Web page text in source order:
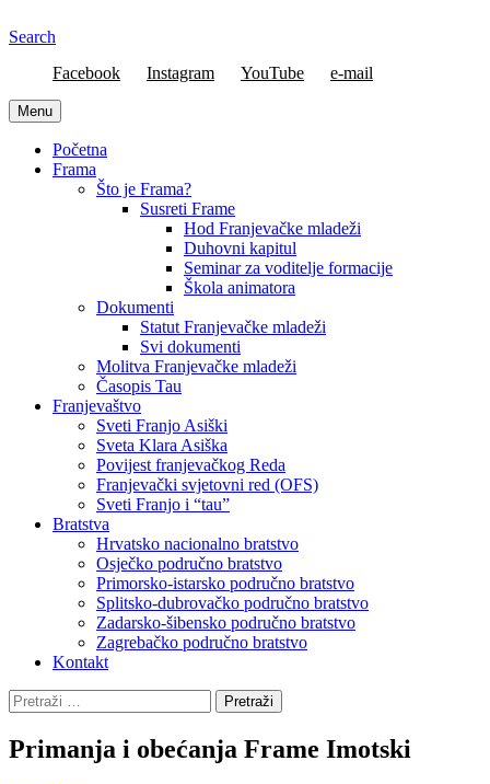
Search
Facebook
Instagram YouTube e-mail
Menu
Početna
Frama
Što je Frama?
Susreti Frame
Hod Franjevačke mladeži
Duhovni kapitul
Seminar za voditelje formacije
Škola animatora
Dokumenti
Statut Franjevačke mladeži
Svi dokumenti
Molitva Franjevačke mladeži
Časopis Tau
Franjevaštvo
Sveti Franjo Asiški
Sveta Klara Asiška
Povijest franjevačkog Reda
Franjevački svjetovni red (OFS)
Sveti Franjo i “tau”
Bratstva
Hrvatsko nacionalno bratstvo
Osječko područno bratstvo
Primorsko-istarsko područno bratstvo
Splitsko-dubrovačko područno bratstvo
Zadarsko-šibensko područno bratstvo
Zagrebačko područno bratstvo
Kontakt
Pretraži:
Primanja i obećanja Frame Imotski